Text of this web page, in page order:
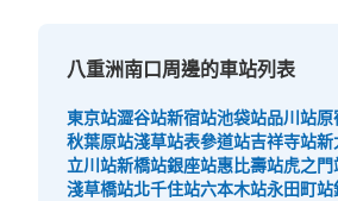
查看此投幣式儲物櫃的
丸ノ内中央口改札横コイン
八重洲南口周邊的車站列表
東京站澀谷站新宿站池袋站品川站原
秋葉原站淺草站表參道站吉祥寺站新
立川站新橋站銀座站惠比壽站虎之門
淺草橋站北千住站六本木站永田町站